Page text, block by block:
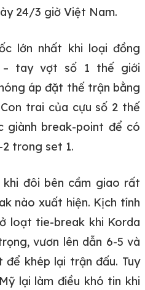
24/3 giờ Việt Nam.
lớn nhất khi loại đồng
– tay vợt số 1 thế giới
áp đặt thế trận bằng
trai của cựu số 2 thế
giành break-point để có
trong set 1.
đôi bên cầm giao rất
nào xuất hiện. Kịch tính
loạt tie-break khi Korda
vươn lên dẫn 6-5 và
khép lại trận đấu. Tuy
lại làm điều khó tin khi